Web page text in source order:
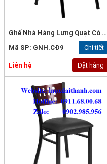
Ghế Nhà Hàng Lưng Quạt Có Đệm
Mã SP: GNH.CĐ9
Chi tiết
Liên hệ Đặt hàng